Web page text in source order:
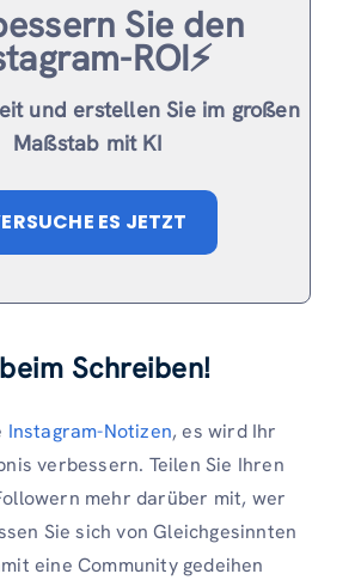
Sie den
ROI⚡️
und erstellen Sie im großen
Maßstab mit KI
ES JETZT
Schreiben!
Instagram-Notizen, es wird Ihr
verbessern. Teilen Sie Ihren
mehr darüber mit, wer
Sie sich von Gleichgesinnten
eine Community gedeihen